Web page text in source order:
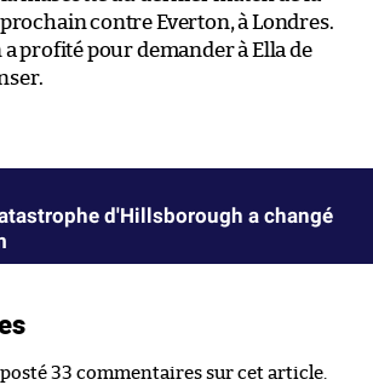
prochain contre Everton, à Londres.
profité pour demander à Ella de
d'Hillsborough a changé
33 commentaires sur cet article.